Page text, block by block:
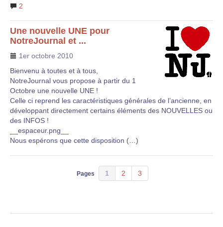
2
Une nouvelle UNE pour
NotreJournal et ...
1er octobre 2010
Bienvenu à toutes et à tous,
NotreJournal vous propose à partir du 1
Octobre une nouvelle UNE !
Celle ci reprend les caractéristiques générales de l’ancienne, en
développant directement certains éléments des NOUVELLES ou
des INFOS !
__espaceur.png__
Nous espérons que cette disposition (…)
Pages 1 2 3